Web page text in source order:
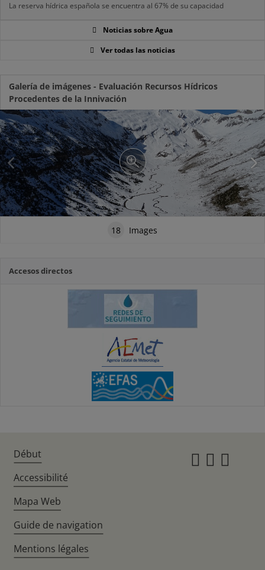
La reserva hídrica española se encuentra al 67% de su capacidad
Noticias sobre Agua
Ver todas las noticias
Galería de imágenes - Evaluación Recursos Hídricos
Procedentes de la Innivación
18 Images
Accesos directos
Début
Accessibilité
Mapa Web
Guide de navigation
Mentions légales